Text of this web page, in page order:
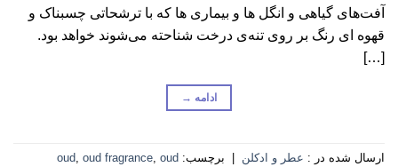
آفت‌های گیاهی و انگل ها و بیماری ها که با ترشحاتی چسبناک و
قهوه ای رنگ بر روی تنه‌ی درخت شناحته می‌شوند خواهد بود.
[…]
ادامه →
ارسال شده در : عطر و ادکلن برچسب: oud oud fragrance oud